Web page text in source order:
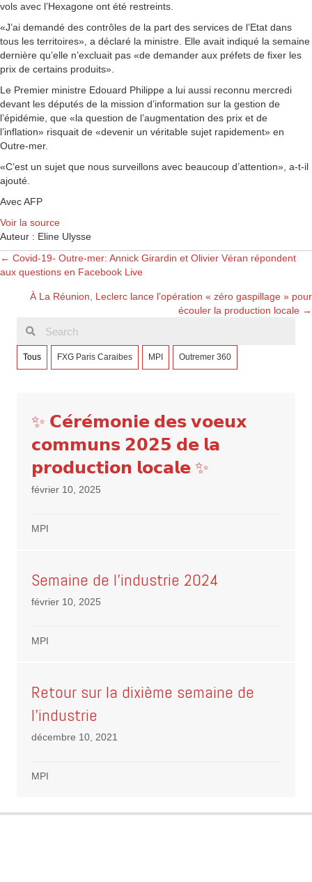
vols avec l’Hexagone ont été restreints.
«J’ai demandé des contrôles de la part des services de l’Etat dans
tous les territoires», a déclaré la ministre. Elle avait indiqué la semaine
dernière qu’elle n’excluait pas «de demander aux préfets de fixer les
prix de certains produits».
Le Premier ministre Edouard Philippe a lui aussi reconnu mercredi
devant les députés de la mission d’information sur la gestion de
l’épidémie, que «la question de l’augmentation des prix et de
l’inflation» risquait de «devenir un véritable sujet rapidement» en
Outre-mer.
«C’est un sujet que nous surveillons avec beaucoup d’attention», a-t-il
ajouté.
Avec AFP
Voir la source
Auteur : Eline Ulysse
Posts
navigation
← Covid-19- Outre-mer: Annick Girardin et Olivier Véran répondent
aux questions en Facebook Live
À La Réunion, Leclerc lance l’opération « zéro gaspillage » pour
écouler la production locale →
Tous FXG Paris Caraibes MPI Outremer 360
✨ 𝗖𝗲́𝗿𝗲́𝗺𝗼𝗻𝗶𝗲 𝗱𝗲𝘀 𝘃𝗼𝗲𝘂𝘅
𝗰𝗼𝗺𝗺𝘂𝗻𝘀 𝟮𝟬𝟮𝟱 𝗱𝗲 𝗹𝗮
𝗽𝗿𝗼𝗱𝘂𝗰𝘁𝗶𝗼𝗻 𝗹𝗼𝗰𝗮𝗹𝗲 ✨
février 10, 2025
MPI
Semaine de l’industrie 2024
février 10, 2025
MPI
Retour sur la dixième semaine de
l’industrie
décembre 10, 2021
MPI